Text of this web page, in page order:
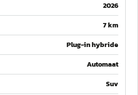
2026
7 km
Plug-in hybride
Automaat
Suv